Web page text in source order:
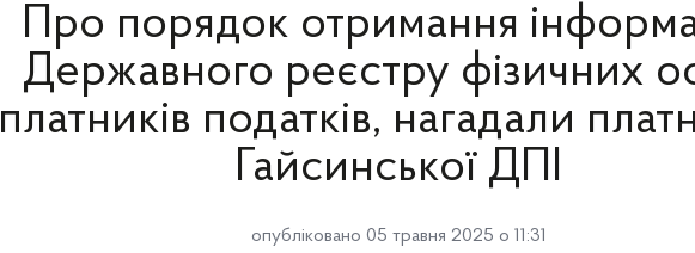
Про порядок отримання
Державного реєстру фізичних
платників податків, нагадали
Гайсинської ДПІ
опубліковано 05 травня 2025 о 11:31